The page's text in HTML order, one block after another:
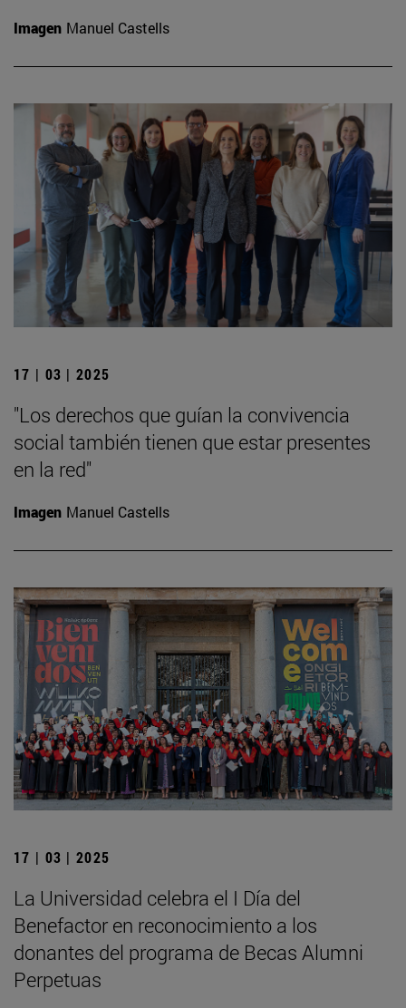
Imagen Manuel Castells
17 | 03 | 2025
"Los derechos que guían la convivencia
social también tienen que estar presentes
en la red"
Imagen Manuel Castells
17 | 03 | 2025
La Universidad celebra el I Día del
Benefactor en reconocimiento a los
donantes del programa de Becas Alumni
Perpetuas